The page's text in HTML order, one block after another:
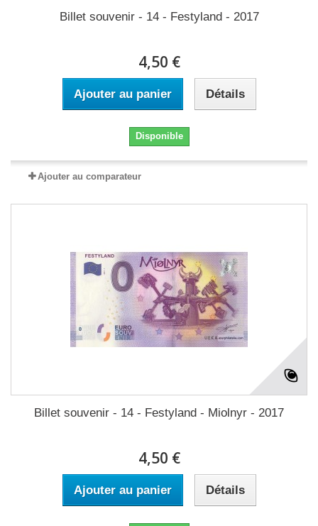
Billet souvenir - 14 - Festyland - 2017
4,50 €
Ajouter au panier Détails
Disponible
Ajouter au comparateur
Billet souvenir - 14 - Festyland - Miolnyr - 2017
4,50 €
Ajouter au panier Détails